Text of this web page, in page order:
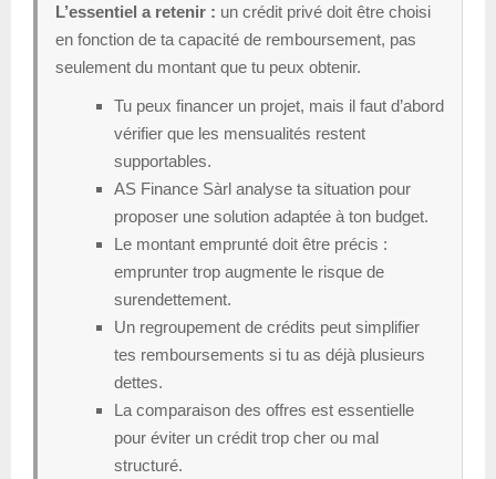
L’essentiel a retenir : un crédit privé doit être choisi
en fonction de ta capacité de remboursement, pas
seulement du montant que tu peux obtenir.
Tu peux financer un projet, mais il faut d’abord
vérifier que les mensualités restent
supportables.
AS Finance Sàrl analyse ta situation pour
proposer une solution adaptée à ton budget.
Le montant emprunté doit être précis :
emprunter trop augmente le risque de
surendettement.
Un regroupement de crédits peut simplifier
tes remboursements si tu as déjà plusieurs
dettes.
La comparaison des offres est essentielle
pour éviter un crédit trop cher ou mal
structuré.